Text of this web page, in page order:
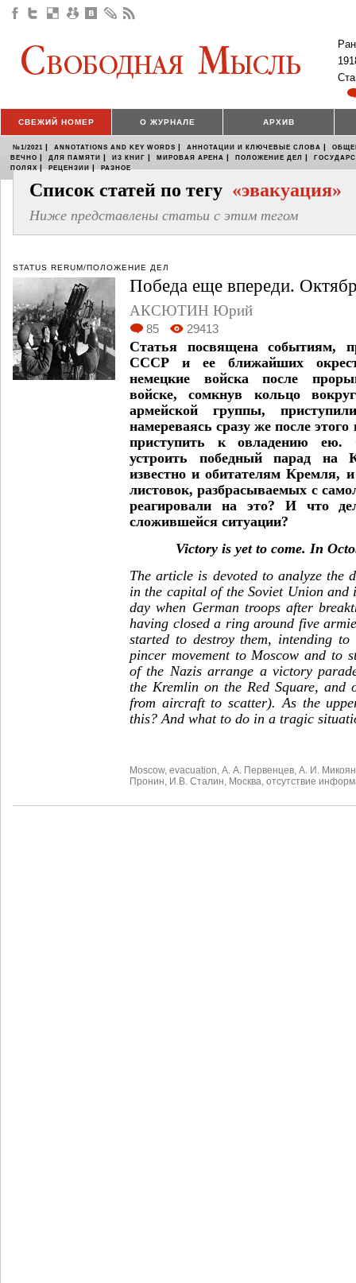
СВЕЖИЙ НОМЕР О ЖУРНАЛЕ АРХИВ
№1/2021 | ANNOTATIONS AND KEY WORDS | АННОТАЦИИ И КЛЮЧЕВЫЕ СЛОВА |
ВЕЧНО | ДЛЯ ПАМЯТИ | ИЗ КНИГ | МИРОВАЯ АРЕНА | ПОЛОЖЕНИЕ ДЕЛ |
ПОЛЯХ | РЕЦЕНЗИИ | РАЗНОЕ
Список статей по тегу «эвакуация»
Ниже представлены статьи с этим тегом
STATUS RERUM/ПОЛОЖЕНИЕ ДЕЛ
Победа еще впереди.
АКСЮТИН Юрий
85 29413
Статья посвящена событиям,
СССР и ее ближайших
немецкие войска после
войске, сомкнув кольцо
армейской группы,
намереваясь сразу же после
приступить к овладению ею.
устроить победный парад на
известно и обитателям Кремля,
листовок, разбрасываемых с
реагировали на это? И что
сложившейся ситуации?
Victory is yet to come. In
The article is devoted to analyze the
in the capital of the Soviet Union and
day when German troops after
having closed a ring around five
started to destroy them, intending
pincer movement to Moscow and to
of the Nazis arrange a victory
the Kremlin on the Red Square, and
from aircraft to scatter). As the
this? And what to do in a tragic
Moscow, evacuation А. А. Первенцев А. И. Микоян
Пронин И.В. Сталин Москва отсутствие